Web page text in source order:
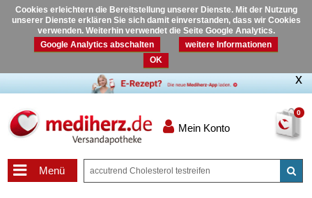
Cookies erleichtern die Bereitstellung unserer Dienste. Mit der Nutzung
unserer Dienste erklären Sie sich damit einverstanden, dass wir Cookies
verwenden. Weiterhin verwendet die Seite Google Analytics.
Google Analytics abschalten
weitere Informationen
OK
0
Mein Konto
Menü